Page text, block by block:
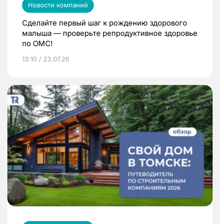
Новости компаний
Сделайте первый шаг к рождению здорового
малыша — проверьте репродуктивное здоровье
по ОМС!
13:10 / 23.07.26